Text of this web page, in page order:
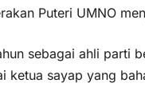
Puteri UMNO
sebagai ahli parti
ketua sayap yang